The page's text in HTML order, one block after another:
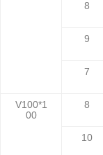
8
9
7
V100*1
00
8
10